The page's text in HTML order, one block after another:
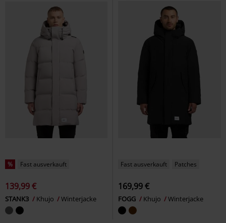
% Fast ausverkauft
139,99 €
STANK3 Khujo Winterjacke
Fast ausverkauft Patches
169,99 €
FOGG Khujo Winterjacke